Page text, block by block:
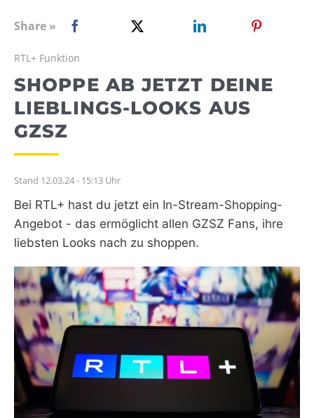
WEBRADIO
Share »
RTL+ Funktion
SHOPPE AB JETZT DEINE
LIEBLINGS-LOOKS AUS
GZSZ
Stand 12.03.24 - 15:13 Uhr
Bei RTL+ hast du jetzt ein In-Stream-Shopping-
Angebot - das ermöglicht allen GZSZ Fans, ihre
liebsten Looks nach zu shoppen.